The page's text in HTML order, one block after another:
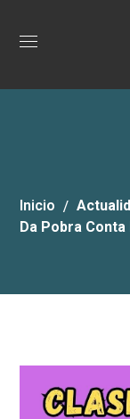
Inicio
Da Pobra